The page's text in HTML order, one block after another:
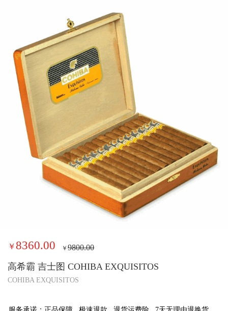
￥ 8360.00 ￥9800.00
高希霸 吉士图 COHIBA EXQUISITOS
COHIBA EXQUISITOS